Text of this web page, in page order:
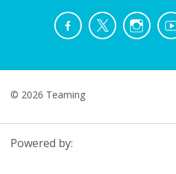
© 2026 Teaming
Powered by: